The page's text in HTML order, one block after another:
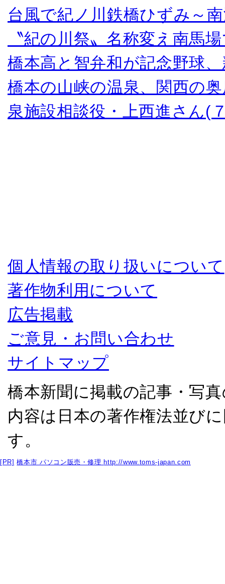
台風で紀ノ川鉄橋ひずみ～
〝紀の川祭〟名称変え南馬
橋本高と智弁和が記念野球
橋本の山峡の温泉、関西の
泉施設相談役・上西進さん(
個人情報の取り扱いについて
著作物利用について
広告掲載
ご意見・お問い合わせ
サイトマップ
橋本新聞に掲載の記事・写
内容は日本の著作権法並び
す。
[PR] 橋本市 パソコン販売・修理 http://www.toms-japan.com